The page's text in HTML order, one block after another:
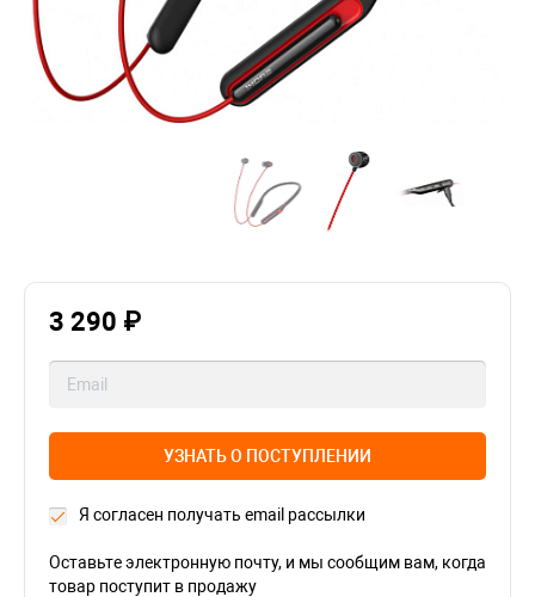
3 290 ₽
УЗНАТЬ О ПОСТУПЛЕНИИ
Я согласен получать email рассылки
Оставьте электронную почту, и мы сообщим вам, когда
товар поступит в продажу